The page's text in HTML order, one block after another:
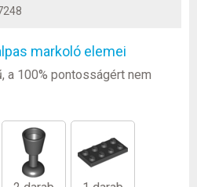
markoló elemei
a 100% pontosságért nem